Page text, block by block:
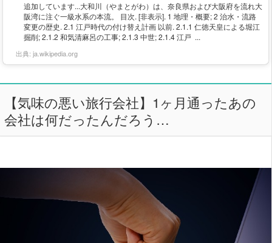
追加しています...大和川（やまとがわ）は、奈良県および大阪府を流れ大
阪湾に注ぐ一級水系の本流。 目次. [非表示]. 1 地理・概要; 2 治水・流路
変更の歴史. 2.1 江戸時代の付け替え計画 以前. 2.1.1 仁徳天皇による堀江
掘削; 2.1.2 和気清麻呂の工事; 2.1.3 中世; 2.1.4 江戸 ...
出典: ja.wikipedia.org
【気味の悪い旅行会社】1ヶ月通ったあの
会社は何だったんだろう…